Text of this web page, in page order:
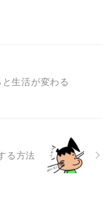
生活が変わる
る方法